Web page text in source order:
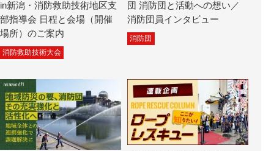
in新潟・消防救助技術地区支
部指導会 日程と会場（開催
場所）のご案内
消防救助技術大会
団 消防団と活動への想い／
消防団員インタビュー
消防団